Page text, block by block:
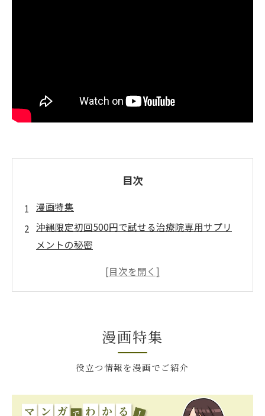
目次
漫画特集
沖縄限定初回500円で試せる治療院専用サプリ
メントの秘密
沖縄限定サプリメントの特別な成分とは？
治療院専用サプリメントの人気の秘密
なぜ沖縄限定なのか、その理由を探る
プリメントを体験しよう
漫画特集
役立つ情報を漫画でご紹介